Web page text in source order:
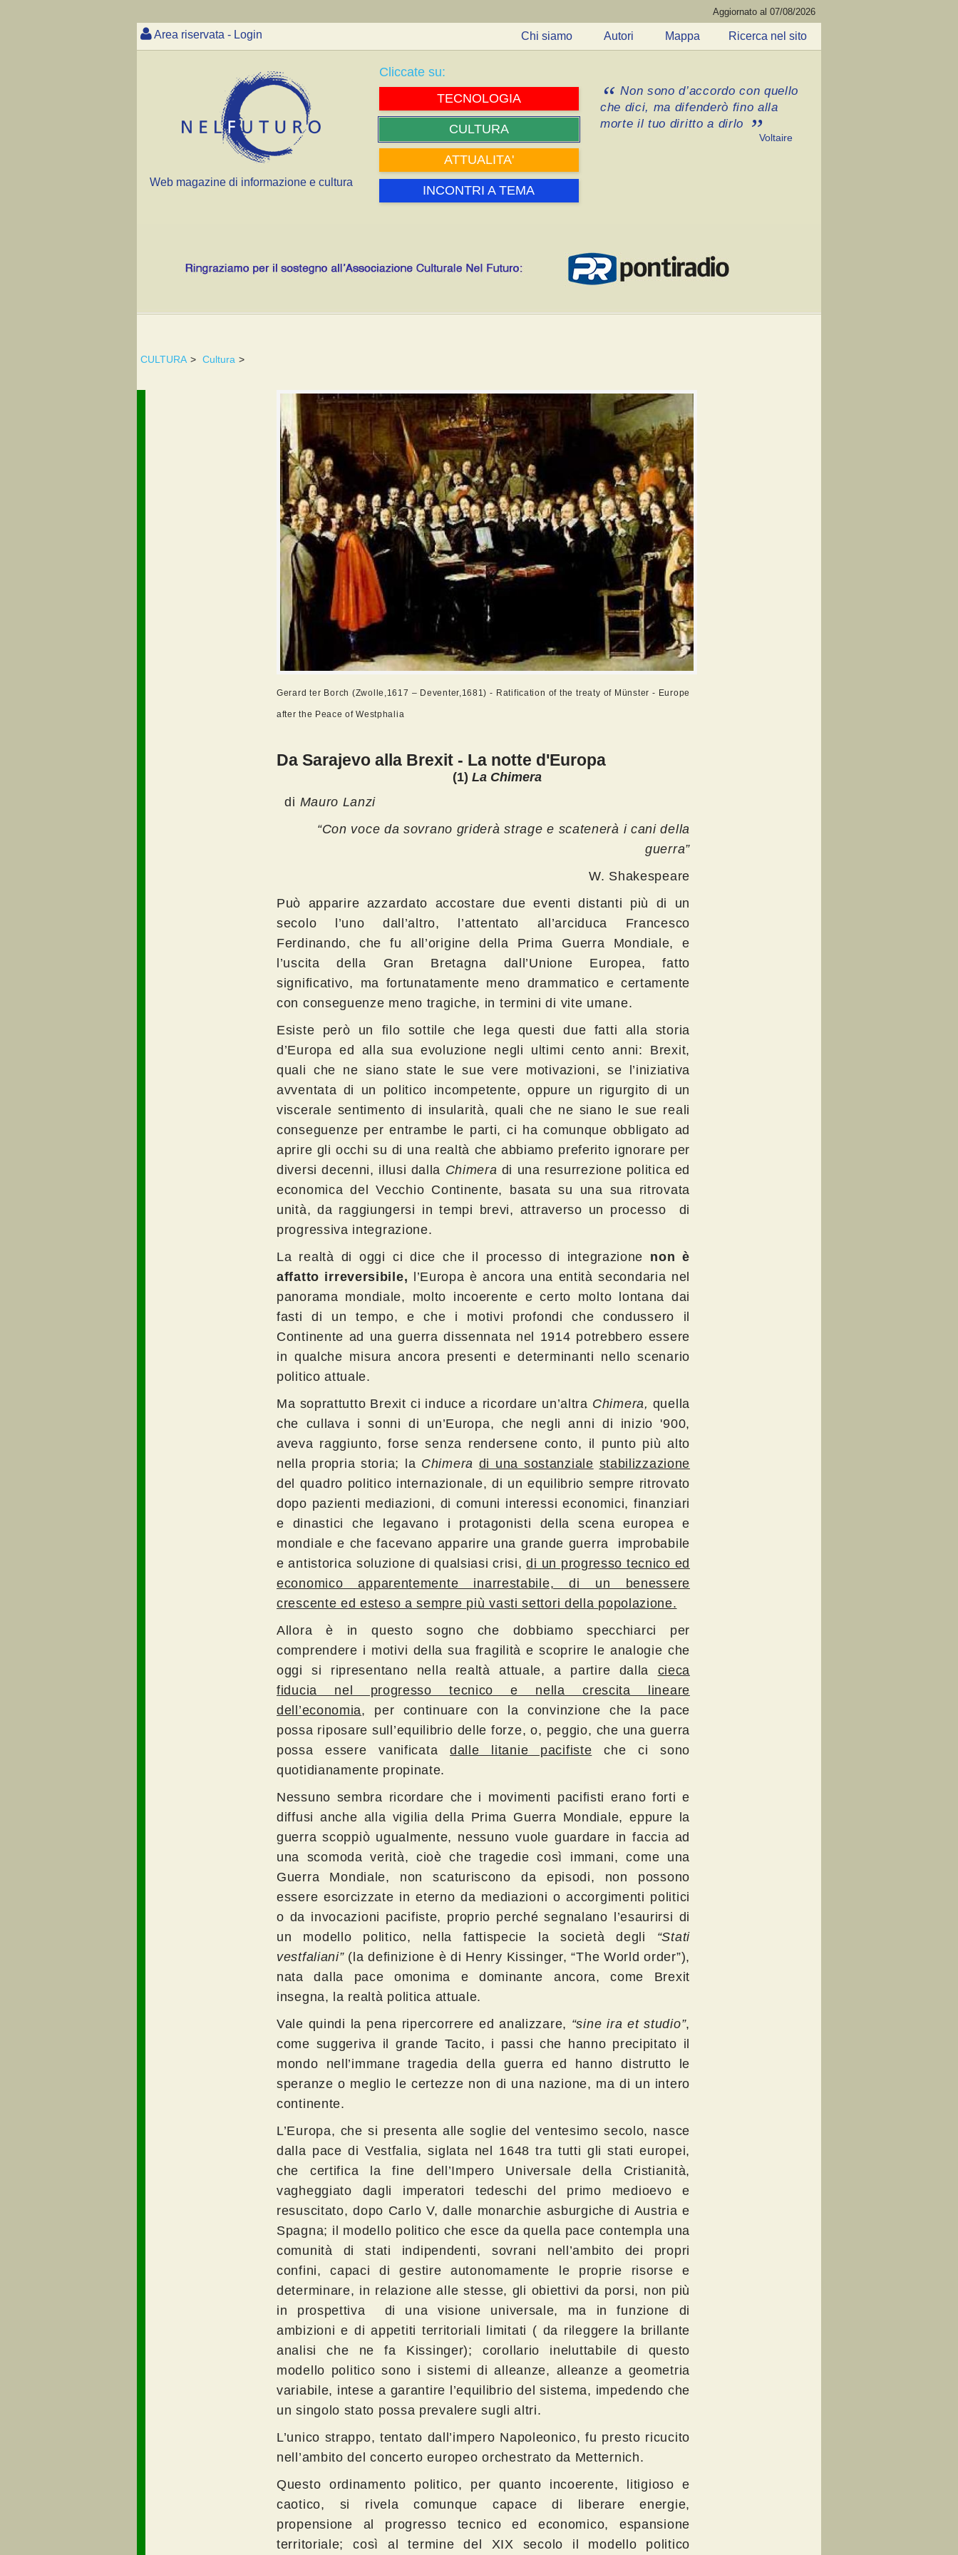
Aggiornato al 07/08/2026
Area riservata - Login Chi siamo Autori Mappa Ricerca nel sito
Web magazine di informazione e cultura
Cliccate su:
TECNOLOGIA
CULTURA
ATTUALITA'
INCONTRI A TEMA
Non sono d’accordo con quello
che dici, ma difenderò fino alla
morte il tuo diritto a dirlo
Voltaire
CULTURA > Cultura >
Gerard ter Borch (Zwolle,1617 – Deventer,1681) - Ratification of the treaty of Münster - Europe
after the Peace of Westphalia
Da Sarajevo alla Brexit - La notte d'Europa
(1) La Chimera
di Mauro Lanzi
“Con voce da sovrano griderà strage e scatenerà i cani della
guerra”
W. Shakespeare
Può apparire azzardato accostare due eventi distanti più di un
secolo l’uno dall’altro, l’attentato all’arciduca Francesco
Ferdinando, che fu all’origine della Prima Guerra Mondiale, e
l’uscita della Gran Bretagna dall’Unione Europea, fatto
significativo, ma fortunatamente meno drammatico e certamente
con conseguenze meno tragiche, in termini di vite umane.
Esiste però un filo sottile che lega questi due fatti alla storia
d’Europa ed alla sua evoluzione negli ultimi cento anni: Brexit,
quali che ne siano state le sue vere motivazioni, se l’iniziativa
avventata di un politico incompetente, oppure un rigurgito di un
viscerale sentimento di insularità, quali che ne siano le sue reali
conseguenze per entrambe le parti, ci ha comunque obbligato ad
aprire gli occhi su di una realtà che abbiamo preferito ignorare per
diversi decenni, illusi dalla Chimera di una resurrezione politica ed
economica del Vecchio Continente, basata su una sua ritrovata
unità, da raggiungersi in tempi brevi, attraverso un processo di
progressiva integrazione.
La realtà di oggi ci dice che il processo di integrazione non è
affatto irreversibile, l’Europa è ancora una entità secondaria nel
panorama mondiale, molto incoerente e certo molto lontana dai
fasti di un tempo, e che i motivi profondi che condussero il
Continente ad una guerra dissennata nel 1914 potrebbero essere
in qualche misura ancora presenti e determinanti nello scenario
politico attuale.
Ma soprattutto Brexit ci induce a ricordare un’altra Chimera, quella
che cullava i sonni di un’Europa, che negli anni di inizio '900,
aveva raggiunto, forse senza rendersene conto, il punto più alto
nella propria storia; la Chimera di una sostanziale stabilizzazione
del quadro politico internazionale, di un equilibrio sempre ritrovato
dopo pazienti mediazioni, di comuni interessi economici, finanziari
e dinastici che legavano i protagonisti della scena europea e
mondiale e che facevano apparire una grande guerra improbabile
e antistorica soluzione di qualsiasi crisi,di un progresso tecnico ed
economico apparentemente inarrestabile, di un benessere
crescente ed esteso a sempre più vasti settori della popolazione.
Allora è in questo sogno che dobbiamo specchiarci per
comprendere i motivi della sua fragilità e scoprire le analogie che
oggi si ripresentano nella realtà attuale, a partire dalla cieca
fiducia nel progresso tecnico e nella crescita lineare
dell’economia, per continuare con la convinzione che la pace
possa riposare sull’equilibrio delle forze, o, peggio, che una guerra
possa essere vanificatadalle litanie pacifiste che ci sono
quotidianamente propinate.
Nessuno sembra ricordare che i movimenti pacifisti erano forti e
diffusi anche alla vigilia della Prima Guerra Mondiale, eppure la
guerra scoppiò ugualmente, nessuno vuole guardare in faccia ad
una scomoda verità, cioè che tragedie così immani, come una
Guerra Mondiale, non scaturiscono da episodi, non possono
essere esorcizzate in eterno da mediazioni o accorgimenti politici
o da invocazioni pacifiste, proprio perché segnalano l’esaurirsi di
un modello politico, nella fattispecie la società degli “Stati
vestfaliani” (la definizione è di Henry Kissinger, “The World order”),
nata dalla pace omonima e dominante ancora, come Brexit
insegna, la realtà politica attuale.
Vale quindi la pena ripercorrere ed analizzare, “sine ira et studio”,
come suggeriva il grande Tacito, i passi che hanno precipitato il
mondo nell’immane tragedia della guerra ed hanno distrutto le
speranze o meglio le certezze non di una nazione, ma di un intero
continente.
L’Europa, che si presenta alle soglie del ventesimo secolo, nasce
dalla pace di Vestfalia, siglata nel 1648 tra tutti gli stati europei,
che certifica la fine dell’Impero Universale della Cristianità,
vagheggiato dagli imperatori tedeschi del primo medioevo e
resuscitato, dopo Carlo V, dalle monarchie asburgiche di Austria e
Spagna; il modello politico che esce da quella pace contempla una
comunità di stati indipendenti, sovrani nell’ambito dei propri
confini, capaci di gestire autonomamente le proprie risorse e
determinare, in relazione alle stesse, gli obiettivi da porsi, non più
in prospettiva di una visione universale, ma in funzione di
ambizioni e di appetiti territoriali limitati ( da rileggere la brillante
analisi che ne fa Kissinger); corollario ineluttabile di questo
modello politico sono i sistemi di alleanze, alleanze a geometria
variabile, intese a garantire l’equilibrio del sistema, impedendo che
un singolo stato possa prevalere sugli altri.
L’unico strappo, tentato dall’impero Napoleonico, fu presto ricucito
nell’ambito del concerto europeo orchestrato da Metternich.
Questo ordinamento politico, per quanto incoerente, litigioso e
caotico, si rivela comunque capace di liberare energie,
propensione al progresso tecnico ed economico, espansione
territoriale; così al termine del XIX secolo il modello politico